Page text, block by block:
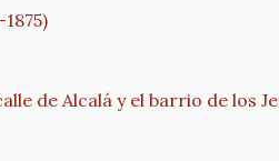
de Alcalá y el barrio de los